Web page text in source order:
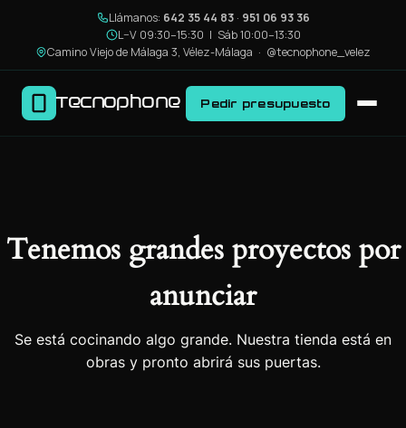
Llámanos: 642 35 44 83· 951 06 93 36
L–V 09:30–15:30 | Sáb 10:00–13:30
Camino Viejo de Málaga 3, Vélez-Málaga · @tecnophone_velez
Tecnophone Pedir presupuesto
Tenemos grandes proyectos por
anunciar
Se está cocinando algo grande. Nuestra tienda está en
obras y pronto abrirá sus puertas.